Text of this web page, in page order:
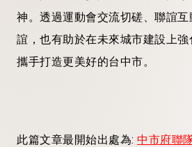
神。透過運動會交流切磋、聯誼
誼，也有助於在未來城市建設上強
攜手打造更美好的台中市。
此篇文章最開始出處為: 中市府聯